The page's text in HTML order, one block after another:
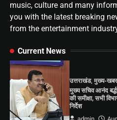
music, culture and many
you with the latest breaking
from the entertainment
Current News
उत्तराखंड,मुख्य-
मुख्य सचिव आनंद
की समीक्षा, सभी
निर्देश